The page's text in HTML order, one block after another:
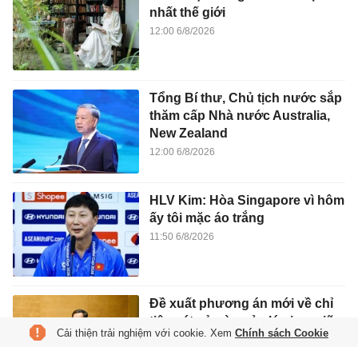
nhất thế giới
12:00 6/8/2026
Tổng Bí thư, Chủ tịch nước sắp
thăm cấp Nhà nước Australia,
New Zealand
12:00 6/8/2026
HLV Kim: Hòa Singapore vì hôm
ấy tôi mặc áo trắng
11:50 6/8/2026
Đề xuất phương án mới về chỉ
tiêu xét xử và quản lý giam giữ
11:47 6/8/2026
Cải thiện trải nghiệm với cookie. Xem Chính sách Cookie